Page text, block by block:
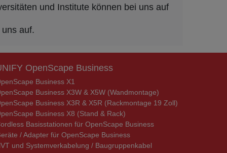
und Institute können bei uns auf
auf.
OpenScape Business
Business X1
Business X3W & X5W (Wandmontage)
Business X3R & X5R (Rackmontage 19 Zoll)
Business X8 (Stand & Rack)
Basisstationen für OpenScape Business
/ Adapter für OpenScape Business
und Systemverkabelung / Baugruppenkabel